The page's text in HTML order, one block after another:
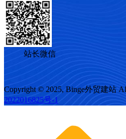
站长微信
Copyright © 2025, Binge外贸建站
2022016825号-1